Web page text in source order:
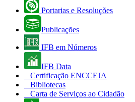
Portarias e Resoluções
Publicações
IFB em Números
IFB Data
Certificação ENCCEJA
Bibliotecas
Carta de Serviços ao Cidadão